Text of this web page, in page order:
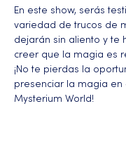
En este show, serás
variedad de trucos de
dejarán sin aliento y te
creer que la magia es
¡No te pierdas la
presenciar la magia en
Mysterium World!